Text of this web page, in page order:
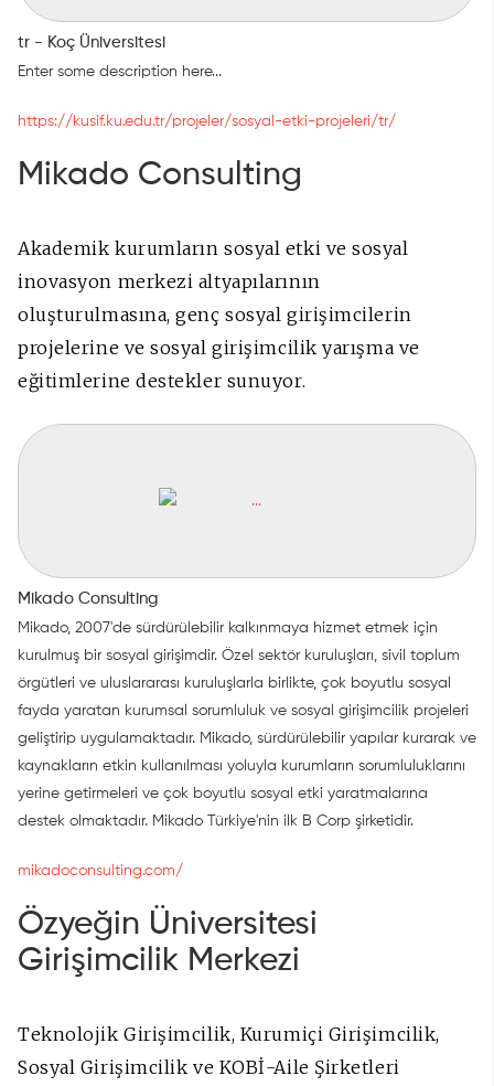
tr - Koç Üniversitesi
Enter some description here...
https://kusif.ku.edu.tr/projeler/sosyal-etki-projeleri/tr/
Mikado Consulting
Akademik kurumların sosyal etki ve sosyal
inovasyon merkezi altyapılarının
oluşturulmasına, genç sosyal girişimcilerin
projelerine ve sosyalgirişimcilik yarışma ve
eğitimlerine destekler sunuyor.
Mikado Consulting
Mikado, 2007'de sürdürülebilir kalkınmaya hizmet etmek için
kurulmuş bir sosyal girişimdir. Özel sektör kuruluşları, sivil toplum
örgütleri ve uluslararası kuruluşlarla birlikte, çok boyutlu sosyal
fayda yaratan kurumsal sorumluluk ve sosyal girişimcilik projeleri
geliştirip uygulamaktadır. Mikado, sürdürülebilir yapılar kurarak ve
kaynakların etkin kullanılması yoluyla kurumların sorumluluklarını
yerine getirmeleri ve çok boyutlu sosyal etki yaratmalarına
destek olmaktadır. Mikado Türkiye'nin ilk B Corp şirketidir.
mikadoconsulting.com/
Özyeğin Üniversitesi
Girişimcilik Merkezi
Teknolojik Girişimcilik, Kurumiçi Girişimcilik,
Sosyal Girişimcilik ve KOBİ-Aile Şirketleri